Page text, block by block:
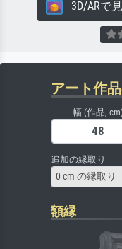
3D/ARで
アート作
幅 (作品,
追加の縁取り
0 cm の縁取り
額縁